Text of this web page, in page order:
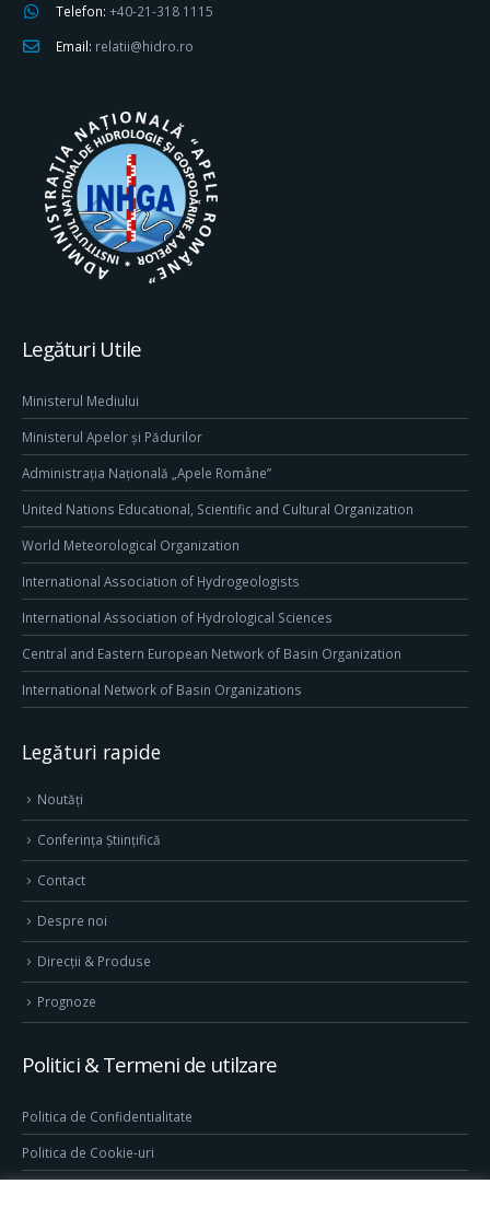
Telefon: +40-21-318 1115
Email: relatii@hidro.ro
Legături Utile
Ministerul Mediului
Ministerul Apelor și Pădurilor
Administrația Națională „Apele Române”
United Nations Educational, Scientific and Cultural Organization
World Meteorological Organization
International Association of Hydrogeologists
International Association of Hydrological Sciences
Central and Eastern European Network of Basin Organization
International Network of Basin Organizations
Legături rapide
Noutăți
Conferința Științifică
Contact
Despre noi
Direcţii & Produse
Prognoze
Politici & Termeni de utilzare
Politica de Confidentialitate
Politica de Cookie-uri